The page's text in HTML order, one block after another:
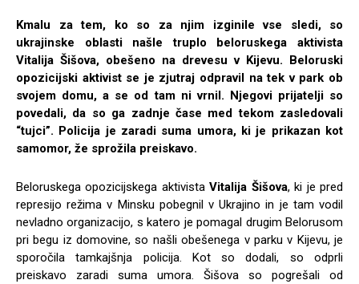
Kmalu za tem, ko so za njim izginile vse sledi, so
ukrajinske oblasti našle truplo beloruskega aktivista
Vitalija Šišova, obešeno na drevesu v Kijevu. Beloruski
opozicijski aktivist se je zjutraj odpravil na tek v park ob
svojem domu, a se od tam ni vrnil. Njegovi prijatelji so
povedali, da so ga zadnje čase med tekom zasledovali
“tujci”. Policija je zaradi suma umora, ki je prikazan kot
samomor, že sprožila preiskavo.
Beloruskega opozicijskega aktivistaVitalija Šišova, ki je pred
represijo režima v Minsku pobegnil v Ukrajino in je tam vodil
nevladno organizacijo, s katero je pomagal drugim Belorusom
pri begu iz domovine, so našli obešenega v parku v Kijevu, je
sporočila tamkajšnja policija. Kot so dodali, so odprli
preiskavo zaradi suma umora. Šišova so pogrešali od